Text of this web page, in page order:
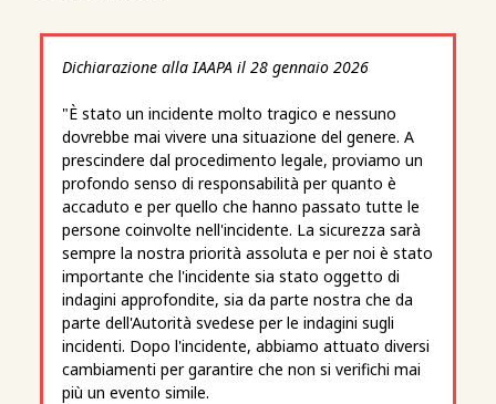
Dichiarazione alla IAAPA il 28 gennaio 2026
"È stato un incidente molto tragico e nessuno
dovrebbe mai vivere una situazione del genere. A
prescindere dal procedimento legale, proviamo un
profondo senso di responsabilità per quanto è
accaduto e per quello che hanno passato tutte le
persone coinvolte nell'incidente. La sicurezza sarà
sempre la nostra priorità assoluta e per noi è stato
importante che l'incidente sia stato oggetto di
indagini approfondite, sia da parte nostra che da
parte dell'Autorità svedese per le indagini sugli
incidenti. Dopo l'incidente, abbiamo attuato diversi
cambiamenti per garantire che non si verifichi mai
più un evento simile.